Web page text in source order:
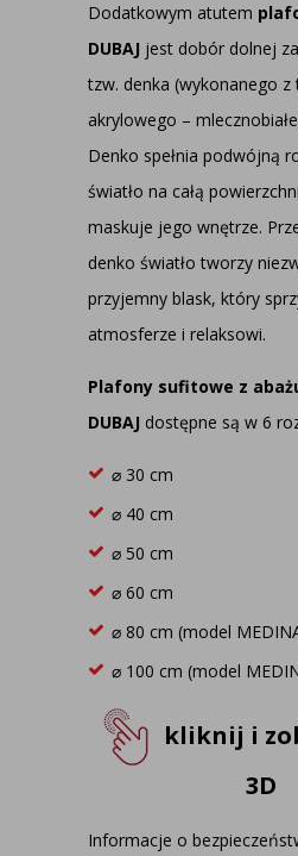
Dodatkowym atutem
DUBAJ jest dobór dolnej
tzw. denka (wykonanego z
akrylowego –
Denko spełnia podwójną
światło na całą
maskuje jego wnętrze.
denko światło tworzy
przyjemny blask, który
atmosferze i relaksowi.
Plafony sufitowe z
DUBAJ dostępne są w 6
⌀ 30 cm
⌀ 40 cm
⌀ 50 cm
⌀ 60 cm
⌀ 80 cm (model
⌀ 100 cm (model
kliknij i
3D
Informacje o